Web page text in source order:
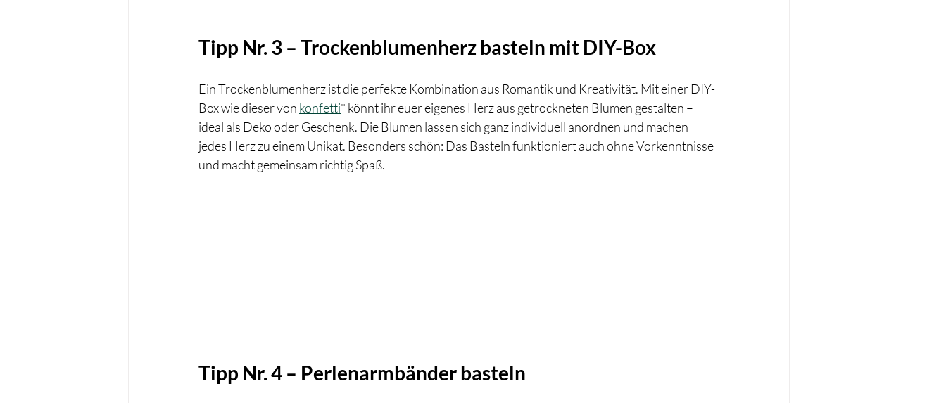
Tipp Nr. 3 – Trockenblumenherz basteln mit DIY-Box
Ein Trockenblumenherz ist die perfekte Kombination aus Romantik und Kreativität. Mit einer DIY-
Box wie dieser von konfetti* könnt ihr euer eigenes Herz aus getrockneten Blumen gestalten –
ideal als Deko oder Geschenk. Die Blumen lassen sich ganz individuell anordnen und machen
jedes Herz zu einem Unikat. Besonders schön: Das Basteln funktioniert auch ohne Vorkenntnisse
und macht gemeinsam richtig Spaß.
Tipp Nr. 4 – Perlenarmbänder basteln